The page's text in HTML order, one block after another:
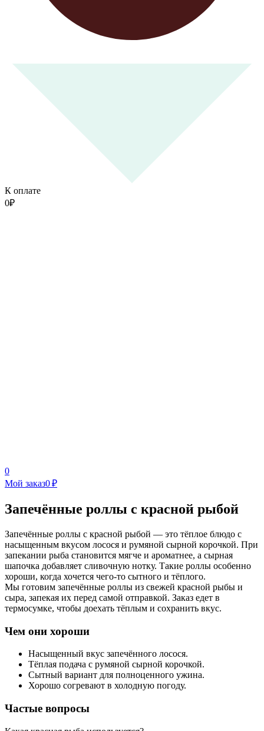
К оплате
0₽
0
Мой заказ0 ₽
Запечённые роллы с красной рыбой
Запечённые роллы с красной рыбой — это тёплое блюдо с
насыщенным вкусом лосося и румяной сырной корочкой. При
запекании рыба становится мягче и ароматнее, а сырная
шапочка добавляет сливочную нотку. Такие роллы особенно
хороши, когда хочется чего-то сытного и тёплого.
Мы готовим запечённые роллы из свежей красной рыбы и
сыра, запекая их перед самой отправкой. Заказ едет в
термосумке, чтобы доехать тёплым и сохранить вкус.
Чем они хороши
Насыщенный вкус запечённого лосося.
Тёплая подача с румяной сырной корочкой.
Сытный вариант для полноценного ужина.
Хорошо согревают в холодную погоду.
Частые вопросы